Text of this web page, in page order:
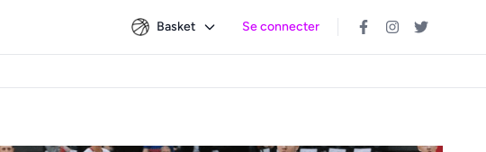
Basket Se connecter